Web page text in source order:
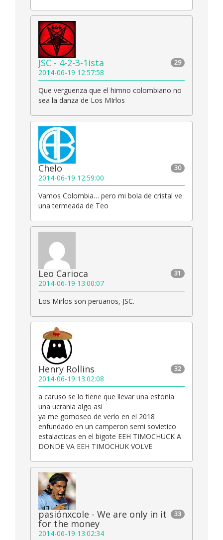
29
JSC - 4-2-3-1ista
2014-06-19 12:57:58
Que verguenza que el himno colombiano no
sea la danza de Los MIrlos
30
Chelo
2014-06-19 12:59:00
Vamos Colombia… pero mi bola de cristal ve
una termeada de Teo
31
Leo Carioca
2014-06-19 13:00:07
Los Mirlos son peruanos, JSC.
32
Henry Rollins
2014-06-19 13:02:08
a caruso se lo tiene que llevar una estonia
una ucrania algo asi
ya me gomoseo de verlo en el 2018
enfundado en un camperon semi sovietico
estalacticas en el bigote EEH TIMOCHUCK A
DONDE VA EEH TIMOCHUK VOLVE
33
pasiónxcole - We are only in it
for the money
2014-06-19 13:02:34